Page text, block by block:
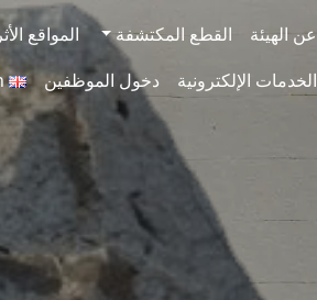
عن الهيئة
القطع المكتشفة المواقع
الخدمات الإلكترونية
دخول الموظفين